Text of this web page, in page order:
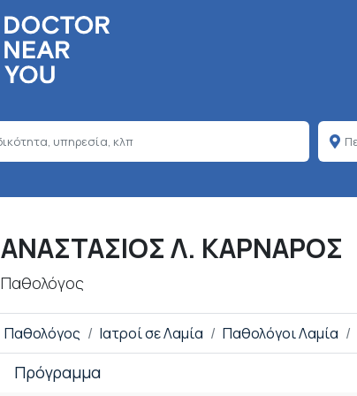
ΑΝΑΣΤΑΣΙΟΣ Λ. ΚΑΡΝΑΡΟΣ
Παθολόγος
Παθολόγος Ιατροί σε Λαμία Παθολόγοι Λαμία
Πρόγραμμα